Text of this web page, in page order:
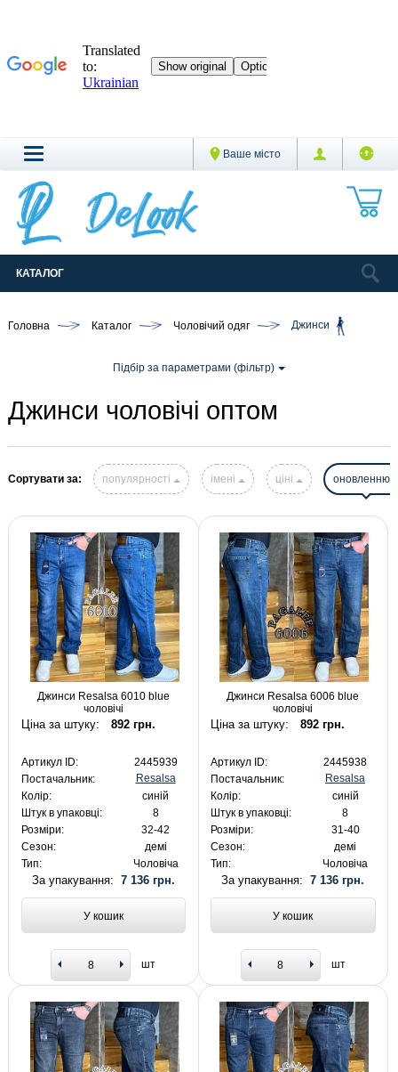
Ваше місто
КАТАЛОГ
Головна Каталог Чоловічий одяг Джинси
Підбір за параметрами (фільтр)
Джинси чоловічі оптом
Сортувати за: популярності імені ціні оновленню
Джинси Resalsa 6010 blue
чоловічі
Ціна за штуку: 892 грн.
Артикул ID:
2445939
Постачальник:
Resalsa
Колір:
синій
Штук в упаковці:
8
Розміри:
32-42
Сезон:
демі
Тип:
Чоловіча
За упакування: 7 136 грн.
У кошик
шт
Джинси Resalsa 6006 blue
чоловічі
Ціна за штуку: 892 грн.
Артикул ID:
2445938
Постачальник:
Resalsa
Колір:
синій
Штук в упаковці:
8
Розміри:
31-40
Сезон:
демі
Тип:
Чоловіча
За упакування:7 136 грн.
У кошик
шт